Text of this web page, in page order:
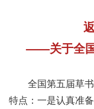
——关于全
全国第五届草书
特点：一是认真准